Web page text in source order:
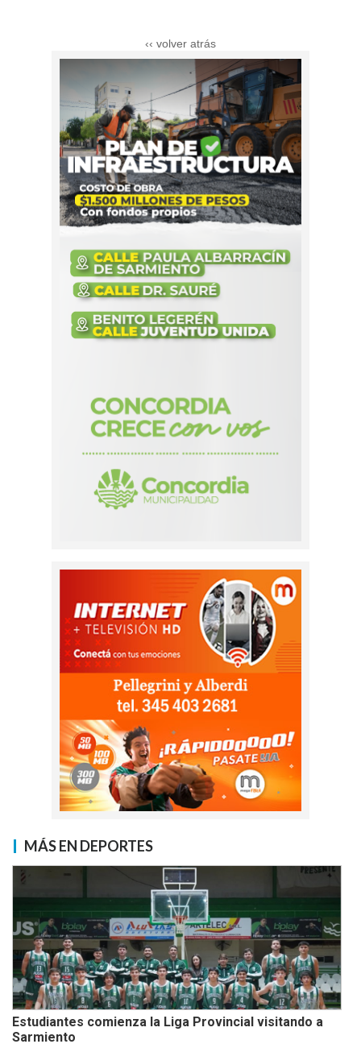
‹‹ volver atrás
MÁS EN DEPORTES
Estudiantes comienza la Liga Provincial visitando a
Sarmiento